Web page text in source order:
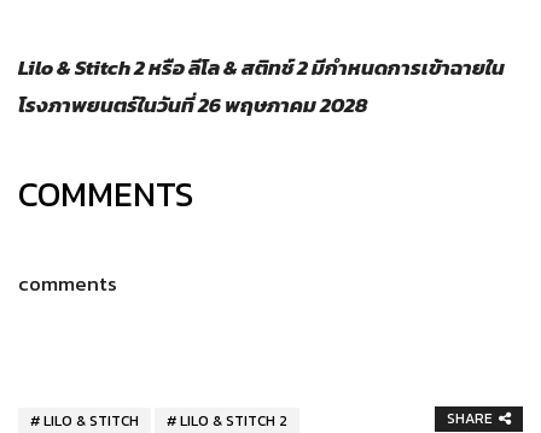
Lilo & Stitch 2 หรือ ลีโล & สติทช์ 2 มีกำหนดการเข้าฉายใน
โรงภาพยนตร์ในวันที่ 26 พฤษภาคม 2028
COMMENTS
comments
LILO & STITCH LILO & STITCH 2 SHARE